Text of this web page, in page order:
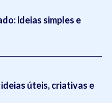
ideias simples e
úteis, criativas e